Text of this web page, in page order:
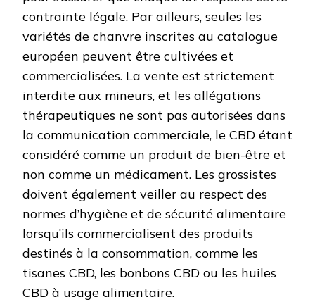
contrainte légale. Par ailleurs, seules les
variétés de chanvre inscrites au catalogue
européen peuvent être cultivées et
commercialisées. La vente est strictement
interdite aux mineurs, et les allégations
thérapeutiques ne sont pas autorisées dans
la communication commerciale, le CBD étant
considéré comme un produit de bien-être et
non comme un médicament. Les grossistes
doivent également veiller au respect des
normes d’hygiène et de sécurité alimentaire
lorsqu’ils commercialisent des produits
destinés à la consommation, comme les
tisanes CBD, les bonbons CBD ou les huiles
CBD à usage alimentaire.